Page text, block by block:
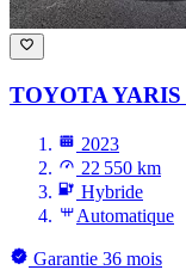
TOYOTA YARIS
2023
22 550 km
Hybride
Automatique
Garantie 36 mois